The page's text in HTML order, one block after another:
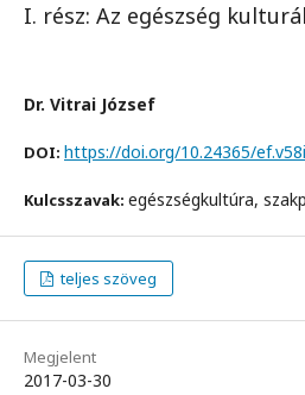
I. rész: Az egészség
Dr. Vitrai József
DOI: https://doi.org/10.24365/
Kulcsszavak: egészségkultúra,
teljes szöveg
Megjelent
2017-03-30